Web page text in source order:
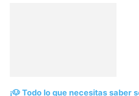
¡🐶 Todo lo que necesitas saber